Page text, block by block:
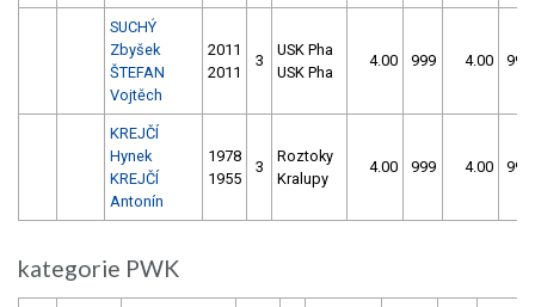
SUCHÝ
Zbyšek
ŠTEFAN
Vojtěch
2011
2011
3
USK Pha
USK Pha
4.00 999 4.00 999
KREJČÍ
Hynek
KREJČÍ
Antonín
1978
1955
3
Roztoky
Kralupy
4.00 999 4.00 999
kategorie PWK